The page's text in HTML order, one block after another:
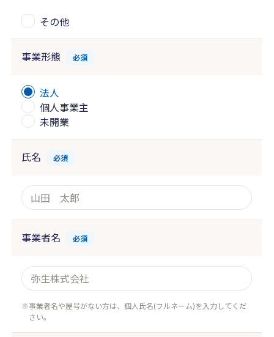
その他
事業形態 必須
法人
個人事業主
未開業
氏名 必須
事業者名 必須
事業者名や屋号がない方は、個人氏名(フルネーム)を入力してくだ
さい。